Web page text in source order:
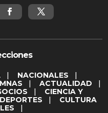
| NACIONALES |
| ACTUALIDAD |
| CIENCIA Y
DEPORTES | CULTURA
|